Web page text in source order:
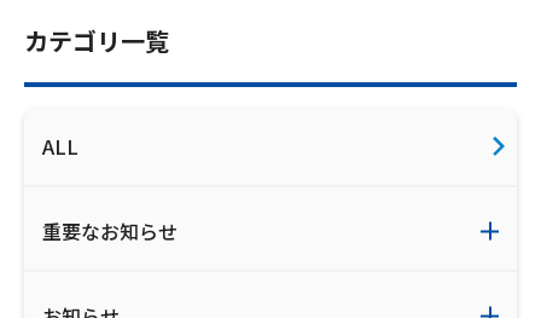
カテゴリ一覧
ALL
重要なお知らせ